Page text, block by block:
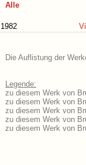
Alle
1982
Die Auflistung der
Legende:
zu diesem Werk von
zu diesem Werk von
zu diesem Werk von
zu diesem Werk von
zu diesem Werk von